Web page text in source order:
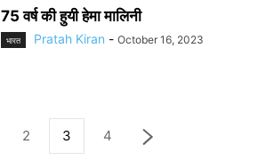
75 वर्ष की हुयी हेमा मालिनी
भारत Pratah Kiran - October 16, 2023
2 3 4